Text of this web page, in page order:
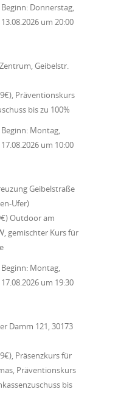
Beginn: Donnerstag,
13.08.2026 um 20:00
Geibelstr.
Präventionskurs
bis zu 100%
Beginn: Montag,
17.08.2026 um 10:00
Geibelstraße
Ufer)
Outdoor am
gemischter Kurs für
Beginn: Montag,
17.08.2026 um 19:30
Damm 121, 30173
Präsenzkurs für
Präventionskurs
bis